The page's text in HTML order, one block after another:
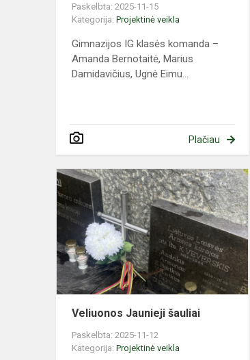
Paskelbta: 2025-11-15
Kategorija: Projektinė veikla
Gimnazijos IG klasės komanda –
Amanda Bernotaitė, Marius
Damidavičius, Ugnė Eimu...
Plačiau
Veliuonos Jaunieji šauliai
Paskelbta: 2025-11-12
Kategorija: Projektinė veikla